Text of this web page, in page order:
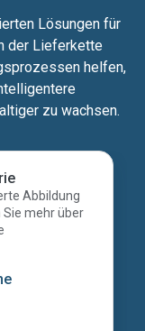
Lösungen für
der Lieferkette
helfen,
zu wachsen.
Abbildung
Sie mehr über